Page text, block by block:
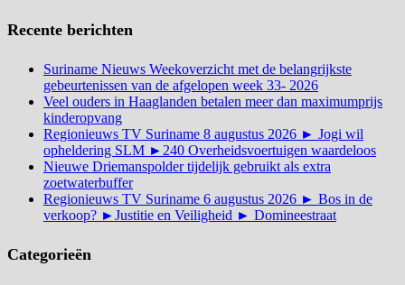
Recente berichten
Suriname Nieuws Weekoverzicht met de belangrijkste
gebeurtenissen van de afgelopen week 33- 2026
Veel ouders in Haaglanden betalen meer dan maximumprijs
kinderopvang
Regionieuws TV Suriname 8 augustus 2026 ► Jogi wil
opheldering SLM ►240 Overheidsvoertuigen waardeloos
Nieuwe Driemanspolder tijdelijk gebruikt als extra
zoetwaterbuffer
Regionieuws TV Suriname 6 augustus 2026 ► Bos in de
verkoop? ►Justitie en Veiligheid ► Domineestraat
Categorieën